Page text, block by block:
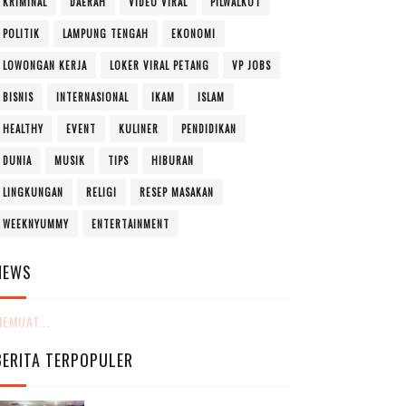
POLITIK LAMPUNG TENGAH EKONOMI
LOWONGAN KERJA LOKER VIRAL PETANG VP JOBS
BISNIS INTERNASIONAL IKAM ISLAM
HEALTHY EVENT KULINER PENDIDIKAN
DUNIA MUSIK TIPS HIBURAN
LINGKUNGAN RELIGI RESEP MASAKAN
WEEKNYUMMY ENTERTAINMENT
TERPOPULER